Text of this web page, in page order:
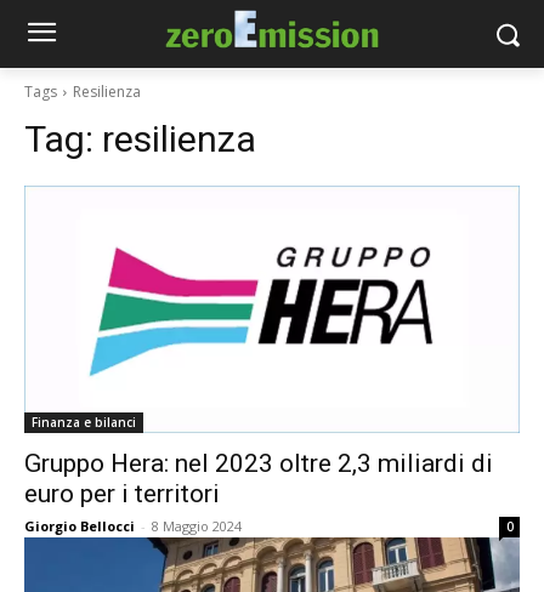
Tags Resilienza
Tag: resilienza
Finanza e bilanci
Gruppo Hera: nel 2023 oltre 2,3 miliardi di
euro per i territori
Giorgio Bellocci - 8 Maggio 2024 0